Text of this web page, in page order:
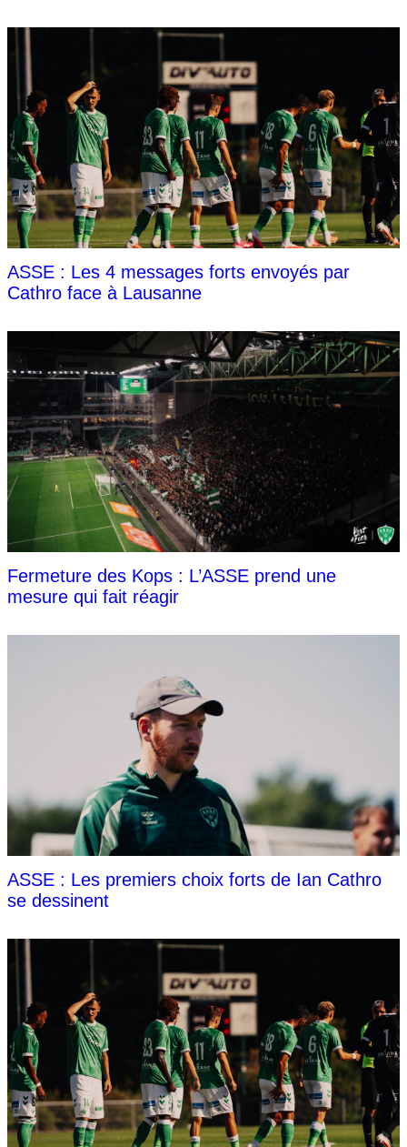
ASSE : Les 4 messages forts envoyés par
Cathro face à Lausanne
Fermeture des Kops : L’ASSE prend une
mesure qui fait réagir
ASSE : Les premiers choix forts de Ian Cathro
se dessinent